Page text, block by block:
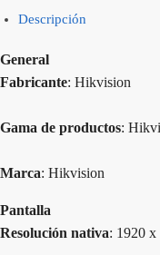
Descripción
General
Fabricante: Hikvision
Gama de productos:
Marca: Hikvision
Pantalla
Resolución nativa: 1920 x